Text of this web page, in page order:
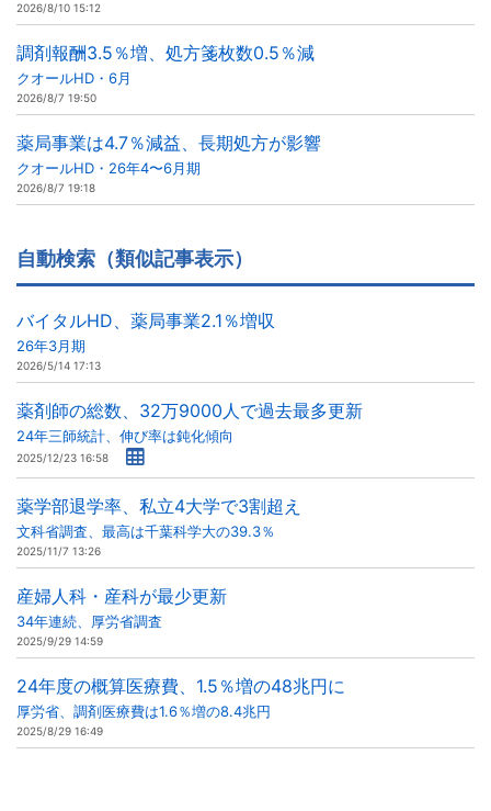
2026/8/10 15:12
調剤報酬3.5％増、処方箋枚数0.5％減
クオールHD・6月
2026/8/7 19:50
薬局事業は4.7％減益、長期処方が影響
クオールHD・26年4〜6月期
2026/8/7 19:18
自動検索（類似記事表示）
バイタルHD、薬局事業2.1％増収
26年3月期
2026/5/14 17:13
薬剤師の総数、32万9000人で過去最多更新
24年三師統計、伸び率は鈍化傾向
2025/12/23 16:58
薬学部退学率、私立4大学で3割超え
文科省調査、最高は千葉科学大の39.3％
2025/11/7 13:26
産婦人科・産科が最少更新
34年連続、厚労省調査
2025/9/29 14:59
24年度の概算医療費、1.5％増の48兆円に
厚労省、調剤医療費は1.6％増の8.4兆円
2025/8/29 16:49